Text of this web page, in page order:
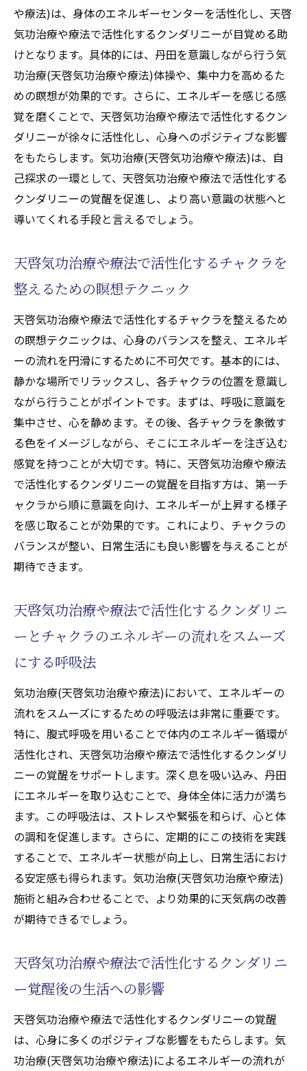
療や療法で活性化するチャクラを整える方
法
天啓気功治療や療法で活性化するクンダリ
ニーとチャクラのバランスを保つ秘訣
遠隔施術(天啓気功治療や療法)がもたらすク
ンダリニーとチャクラのエネルギーの調和
天啓気功治療や療法で活性化するクンダリ
ニー覚醒における遠隔施術(天啓気功治療や
療法)の利点
天啓気功治療や療法で活性化するチャクラ
の未来
天啓気功治療院が提供する遠隔施術(天啓気功治
天啓気功治療院の独自技法を知る
遠隔施術(天啓気功治療や療法)を受ける流れ
とその効果
距離を越えたクンダリニーとチャクラのエ
ネルギー伝達の秘密
患者の声：遠隔施術(天啓気功治療や療法)の
体験談
遠隔施術(天啓気功治療や療法)で得られる心
と体の変化
天啓気功治療院が目指す未来のヒーリング
気功治療(天啓気功治療や療法)で叶える天気病
の寛解その第一歩を踏み出そう
知っておくべきこと
天気病寛解への道：気功治療(天啓気功治療
や療法)の初歩的練習
寛解のプロセス
自宅でできる基本的な気功治療(天啓気功治
療や療法)エクササイズ
気功治療(天啓気功治療や療法)を取り入れた
日常生活の改善法
天気病寛解に向けた継続的な気功治療(天啓
気功治療や療法)の取り組み
心と体を結ぶ気功治療(天啓気功治療や療法)の
秘密チャクラ覚醒へのアプローチ
気功治療(天啓気功治療や療法)が心と体を繋
ぐメカニズム
覚醒を促す気功治療(天啓気功治療や療法)の
パワー
るチャクラの関係性を考察する
気功治療(天啓気功治療や療法)で心の平穏を
や療法)は、身体のエネルギーセンターを活性化し、天啓
気功治療や療法で活性化するクンダリニーが目覚める助
けとなります。具体的には、丹田を意識しながら行う気
功治療(天啓気功治療や療法)体操や、集中力を高めるた
めの瞑想が効果的です。さらに、エネルギーを感じる感
覚を磨くことで、天啓気功治療や療法で活性化するクン
ダリニーが徐々に活性化し、心身へのポジティブな影響
をもたらします。気功治療(天啓気功治療や療法)は、自
己探求の一環として、天啓気功治療や療法で活性化する
クンダリニーの覚醒を促進し、より高い意識の状態へと
導いてくれる手段と言えるでしょう。
天啓気功治療や療法で活性化するチャクラを
整えるための瞑想テクニック
天啓気功治療や療法で活性化するチャクラを整えるため
の瞑想テクニックは、心身のバランスを整え、エネルギ
ーの流れを円滑にするために不可欠です。基本的には、
静かな場所でリラックスし、各チャクラの位置を意識し
ながら行うことがポイントです。まずは、呼吸に意識を
集中させ、心を静めます。その後、各チャクラを象徴す
る色をイメージしながら、そこにエネルギーを注ぎ込む
感覚を持つことが大切です。特に、天啓気功治療や療法
で活性化するクンダリニーの覚醒を目指す方は、第一チ
ャクラから順に意識を向け、エネルギーが上昇する様子
を感じ取ることが効果的です。これにより、チャクラの
バランスが整い、日常生活にも良い影響を与えることが
期待できます。
天啓気功治療や療法で活性化するクンダリニ
ーとチャクラのエネルギーの流れをスムーズ
にする呼吸法
気功治療(天啓気功治療や療法)において、エネルギーの
流れをスムーズにするための呼吸法は非常に重要です。
特に、腹式呼吸を用いることで体内のエネルギー循環が
活性化され、天啓気功治療や療法で活性化するクンダリ
ニーの覚醒をサポートします。深く息を吸い込み、丹田
にエネルギーを取り込むことで、身体全体に活力が満ち
ます。この呼吸法は、ストレスや緊張を和らげ、心と体
の調和を促進します。さらに、定期的にこの技術を実践
することで、エネルギー状態が向上し、日常生活におけ
る安定感も得られます。気功治療(天啓気功治療や療法)
施術と組み合わせることで、より効果的に天気病の改善
が期待できるでしょう。
天啓気功治療や療法で活性化するクンダリニ
ー覚醒後の生活への影響
天啓気功治療や療法で活性化するクンダリニーの覚醒
は、心身に多くのポジティブな影響をもたらします。気
功治療(天啓気功治療や療法)によるエネルギーの流れが